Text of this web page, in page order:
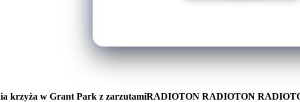
krzyża w Grant Park z zarzutamiRADIOTON RADIOTON